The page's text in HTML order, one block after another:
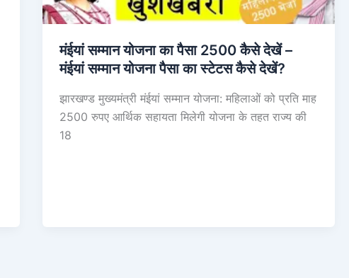
मंईयां सम्मान योजना का पैसा 2500 कैसे देखें –
मंईयां सम्मान योजना पैसा का स्टेटस कैसे देखें?
झारखण्ड मुख्यमंत्री मंईयां सम्मान योजना: महिलाओं को प्रति माह
2500 रुपए आर्थिक सहायता मिलेगी योजना के तहत राज्य की
18